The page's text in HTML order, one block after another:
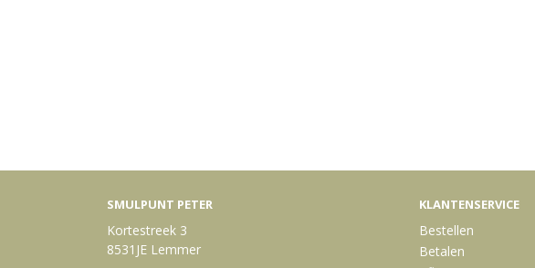
SMULPUNT PETER
Kortestreek 3
8531JE Lemmer
KLANTENSERVICE
Bestellen
Betalen